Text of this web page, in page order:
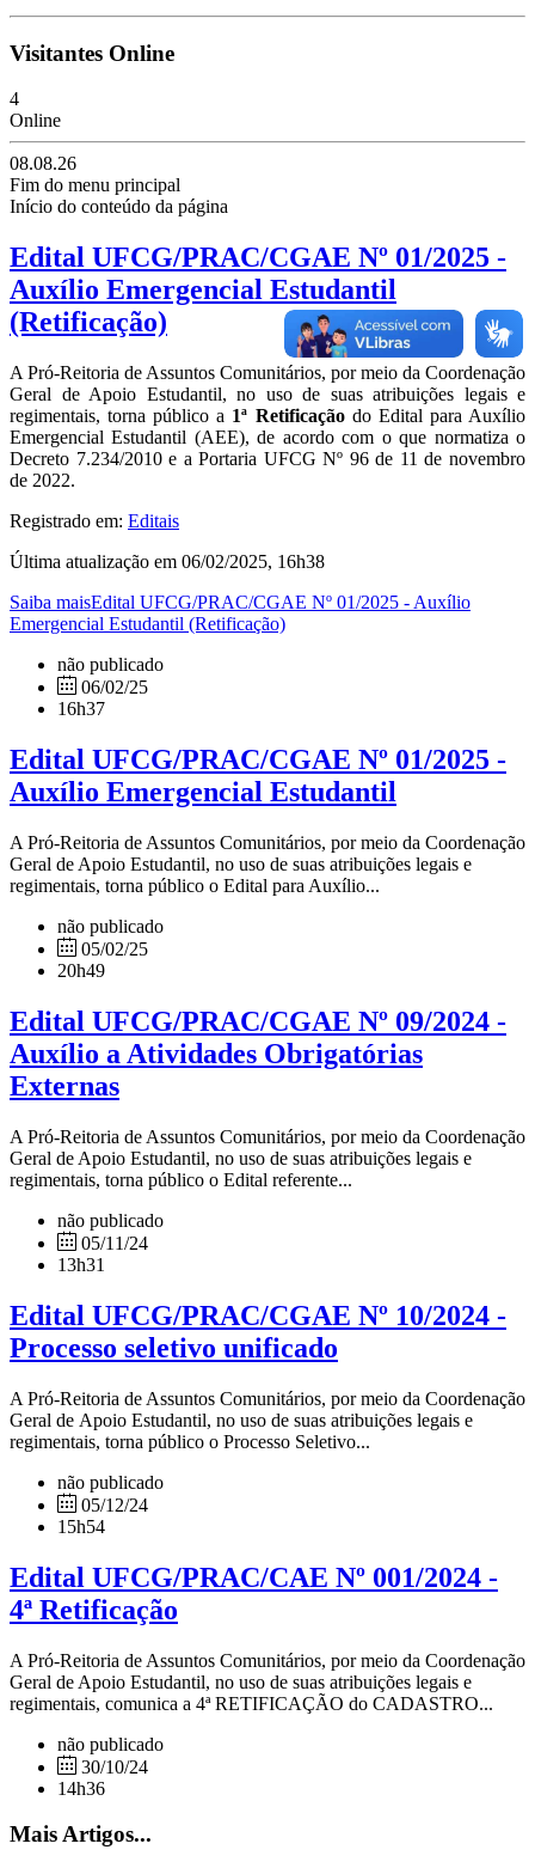
Visitantes Online
4
Online
08.08.26
Fim do menu principal
Início do conteúdo da página
Edital UFCG/PRAC/CGAE Nº 01/2025 -
Auxílio Emergencial Estudantil
(Retificação)
A Pró-Reitoria de Assuntos Comunitários, por meio da Coordenação
Geral de Apoio Estudantil, no uso de suas atribuições legais e
regimentais, torna público a 1ª Retificaçãodo Edital para Auxílio
Emergencial Estudantil (AEE), de acordo com o que normatiza o
Decreto 7.234/2010 e a Portaria UFCG Nº 96 de 11 de novembro
de 2022.
Registrado em: Editais
Última atualização em 06/02/2025, 16h38
Saiba maisEdital UFCG/PRAC/CGAE Nº 01/2025 - Auxílio
Emergencial Estudantil (Retificação)
não publicado
06/02/25
16h37
Edital UFCG/PRAC/CGAE Nº 01/2025 -
Auxílio Emergencial Estudantil
A Pró-Reitoria de Assuntos Comunitários, por meio da Coordenação
Geral de Apoio Estudantil, no uso de suas atribuições legais e
regimentais, torna público o Edital para Auxílio...
não publicado
05/02/25
20h49
Edital UFCG/PRAC/CGAE Nº 09/2024 -
Auxílio a Atividades Obrigatórias
Externas
A Pró-Reitoria de Assuntos Comunitários, por meio da Coordenação
Geral de Apoio Estudantil, no uso de suas atribuições legais e
regimentais, torna público o Edital referente...
não publicado
05/11/24
13h31
Edital UFCG/PRAC/CGAE Nº 10/2024 -
Processo seletivo unificado
A Pró-Reitoria de Assuntos Comunitários, por meio da Coordenação
Geral de Apoio Estudantil, no uso de suas atribuições legais e
regimentais, torna público o Processo Seletivo...
não publicado
05/12/24
15h54
Edital UFCG/PRAC/CAE Nº 001/2024 -
4ª Retificação
A Pró-Reitoria de Assuntos Comunitários, por meio da Coordenação
Geral de Apoio Estudantil, no uso de suas atribuições legais e
regimentais, comunica a 4ª RETIFICAÇÃO do CADASTRO...
não publicado
30/10/24
14h36
Mais Artigos...